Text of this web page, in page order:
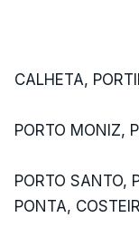
CALHETA,
PORTO MONIZ,
PORTO SANTO,
PONTA,